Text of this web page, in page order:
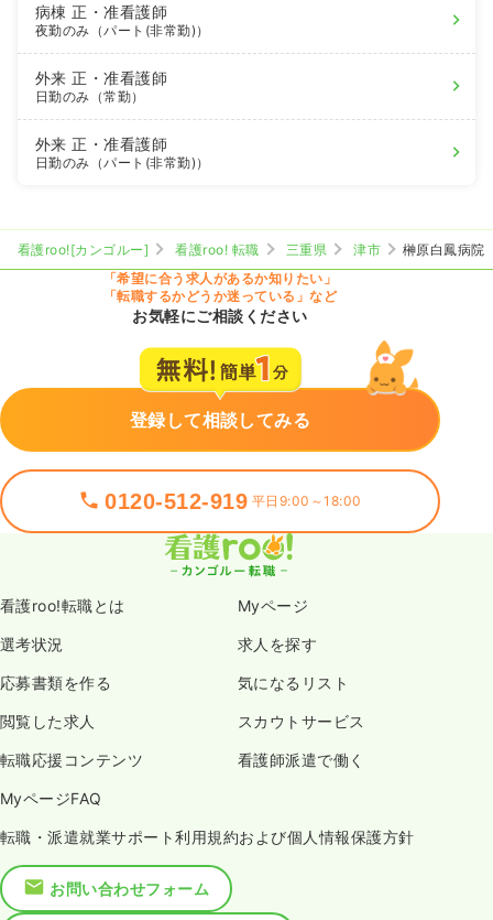
病棟正・准看護師
夜勤のみ（パート(非常勤)）
外来正・准看護師
日勤のみ（常勤）
外来正・准看護師
日勤のみ（パート(非常勤)）
看護roo![カンゴルー] 看護roo! 転職 三重県 津市
榊原白鳳病院
「希望に合う求人があるか知りたい」
「転職するかどうか迷っている」など
お気軽にご相談ください
登録して相談してみる
0120-512-919 平日9:00～18:00
看護roo!転職とは Myページ
選考状況 求人を探す
応募書類を作る 気になるリスト
閲覧した求人 スカウトサービス
転職応援コンテンツ 看護師派遣で働く
MyページFAQ
転職・派遣就業サポート利用規約および個人情報保護方針
お問い合わせフォーム